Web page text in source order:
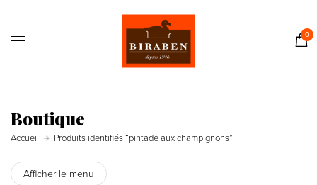
0
Contact
Boutique
Accueil Produits identifiés “pintade aux champignons”
Afficher le menu